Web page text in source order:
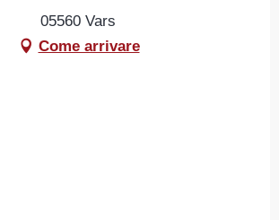
05560 Vars
Come arrivare